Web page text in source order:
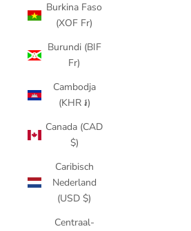
Burkina Faso
(XOF Fr)
Burundi (BIF
Fr)
Cambodja
(KHR ៛)
Canada (CAD
$)
Caribisch
Nederland
(USD $)
Centraal-